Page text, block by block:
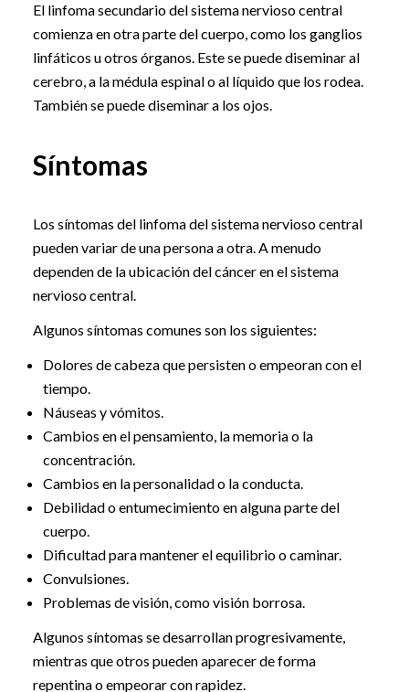
El linfoma secundario del sistema nervioso central
comienza en otra parte del cuerpo, como los ganglios
linfáticos u otros órganos. Este se puede diseminar al
cerebro, a la médula espinal o al líquido que los rodea.
También se puede diseminar a los ojos.
Síntomas
Los síntomas del linfoma del sistema nervioso central
pueden variar de una persona a otra. A menudo
dependen de la ubicación del cáncer en el sistema
nervioso central.
Algunos síntomas comunes son los siguientes:
Dolores de cabeza que persisten o empeoran con el
tiempo.
Náuseas y vómitos.
Cambios en el pensamiento, la memoria o la
concentración.
Cambios en la personalidad o la conducta.
Debilidad o entumecimiento en alguna parte del
cuerpo.
Dificultad para mantener el equilibrio o caminar.
Convulsiones.
Problemas de visión, como visión borrosa.
Algunos síntomas se desarrollan progresivamente,
mientras que otros pueden aparecer de forma
repentina o empeorar con rapidez.